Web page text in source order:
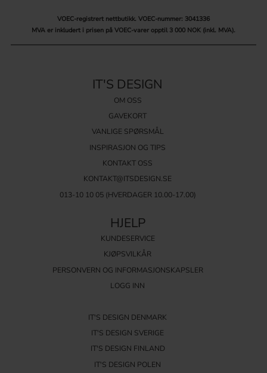
VOEC-registrert nettbutikk. VOEC-nummer: 3041336
MVA er inkludert i prisen på VOEC-varer opptil 3 000 NOK (inkl. MVA).
IT'S DESIGN
OM OSS
GAVEKORT
VANLIGE SPØRSMÅL
INSPIRASJON OG TIPS
KONTAKT OSS
KONTAKT@ITSDESIGN.SE
013-10 10 05(HVERDAGER 10.00-17.00)
HJELP
KUNDESERVICE
KJØPSVILKÅR
PERSONVERN OG INFORMASJONSKAPSLER
LOGG INN
IT'S DESIGN DENMARK
IT'S DESIGN SVERIGE
IT'S DESIGN FINLAND
IT'S DESIGN POLEN